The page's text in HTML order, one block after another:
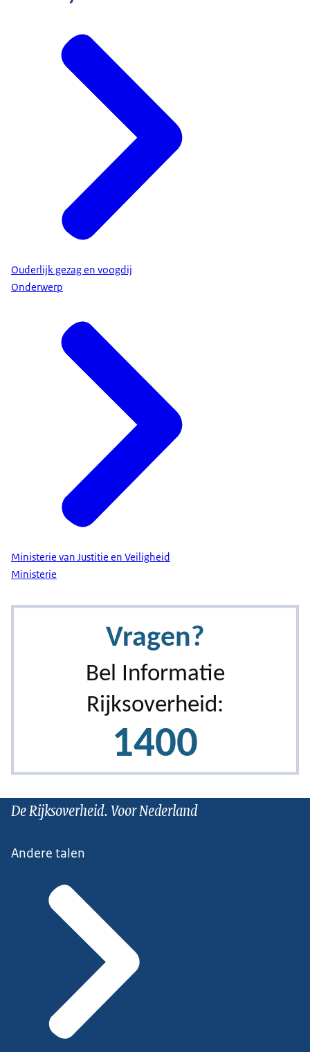
Ouderlijk gezag en voogdij
Onderwerp
Ministerie van Justitie en Veiligheid
Ministerie
De Rijksoverheid. Voor Nederland
Andere talen